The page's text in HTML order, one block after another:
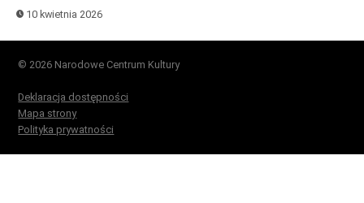
10 kwietnia 2026
© 2026 Narodowe Centrum Kultury
Deklaracja dostępności
Mapa strony
Polityka prywatności